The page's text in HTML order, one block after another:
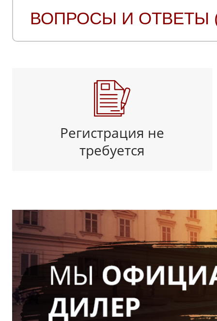
ВОПРОСЫ И ОТВЕТЫ
Регистрация не
требуется